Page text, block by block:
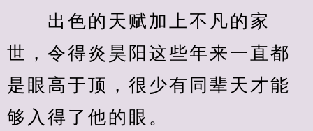
出色的天赋加上不凡的家
世，令得炎昊阳这些年来一直都
是眼高于顶，很少有同辈天才能
够入得了他的眼。